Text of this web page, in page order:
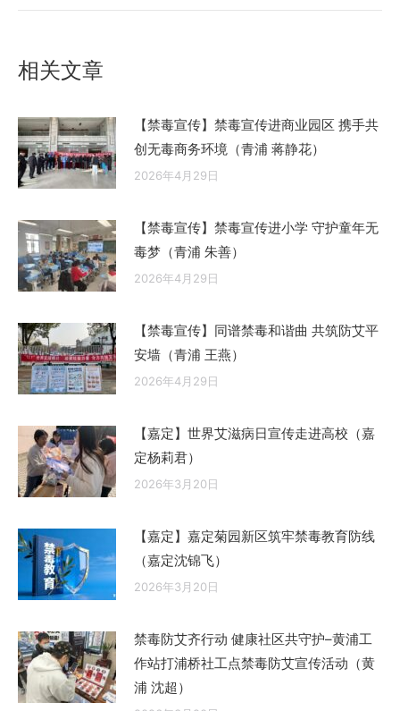
的
相关文章
【禁毒宣传】禁毒宣传进商业园区 携手共
创无毒商务环境（青浦 蒋静花）
2026年4月29日
【禁毒宣传】禁毒宣传进小学 守护童年无
毒梦（青浦 朱善）
2026年4月29日
【禁毒宣传】同谱禁毒和谐曲 共筑防艾平
安墙（青浦 王燕）
2026年4月29日
【嘉定】世界艾滋病日宣传走进高校（嘉
定杨莉君）
2026年3月20日
【嘉定】嘉定菊园新区筑牢禁毒教育防线
（嘉定沈锦飞）
2026年3月20日
禁毒防艾齐行动 健康社区共守护–黄浦工
作站打浦桥社工点禁毒防艾宣传活动（黄
浦 沈超）